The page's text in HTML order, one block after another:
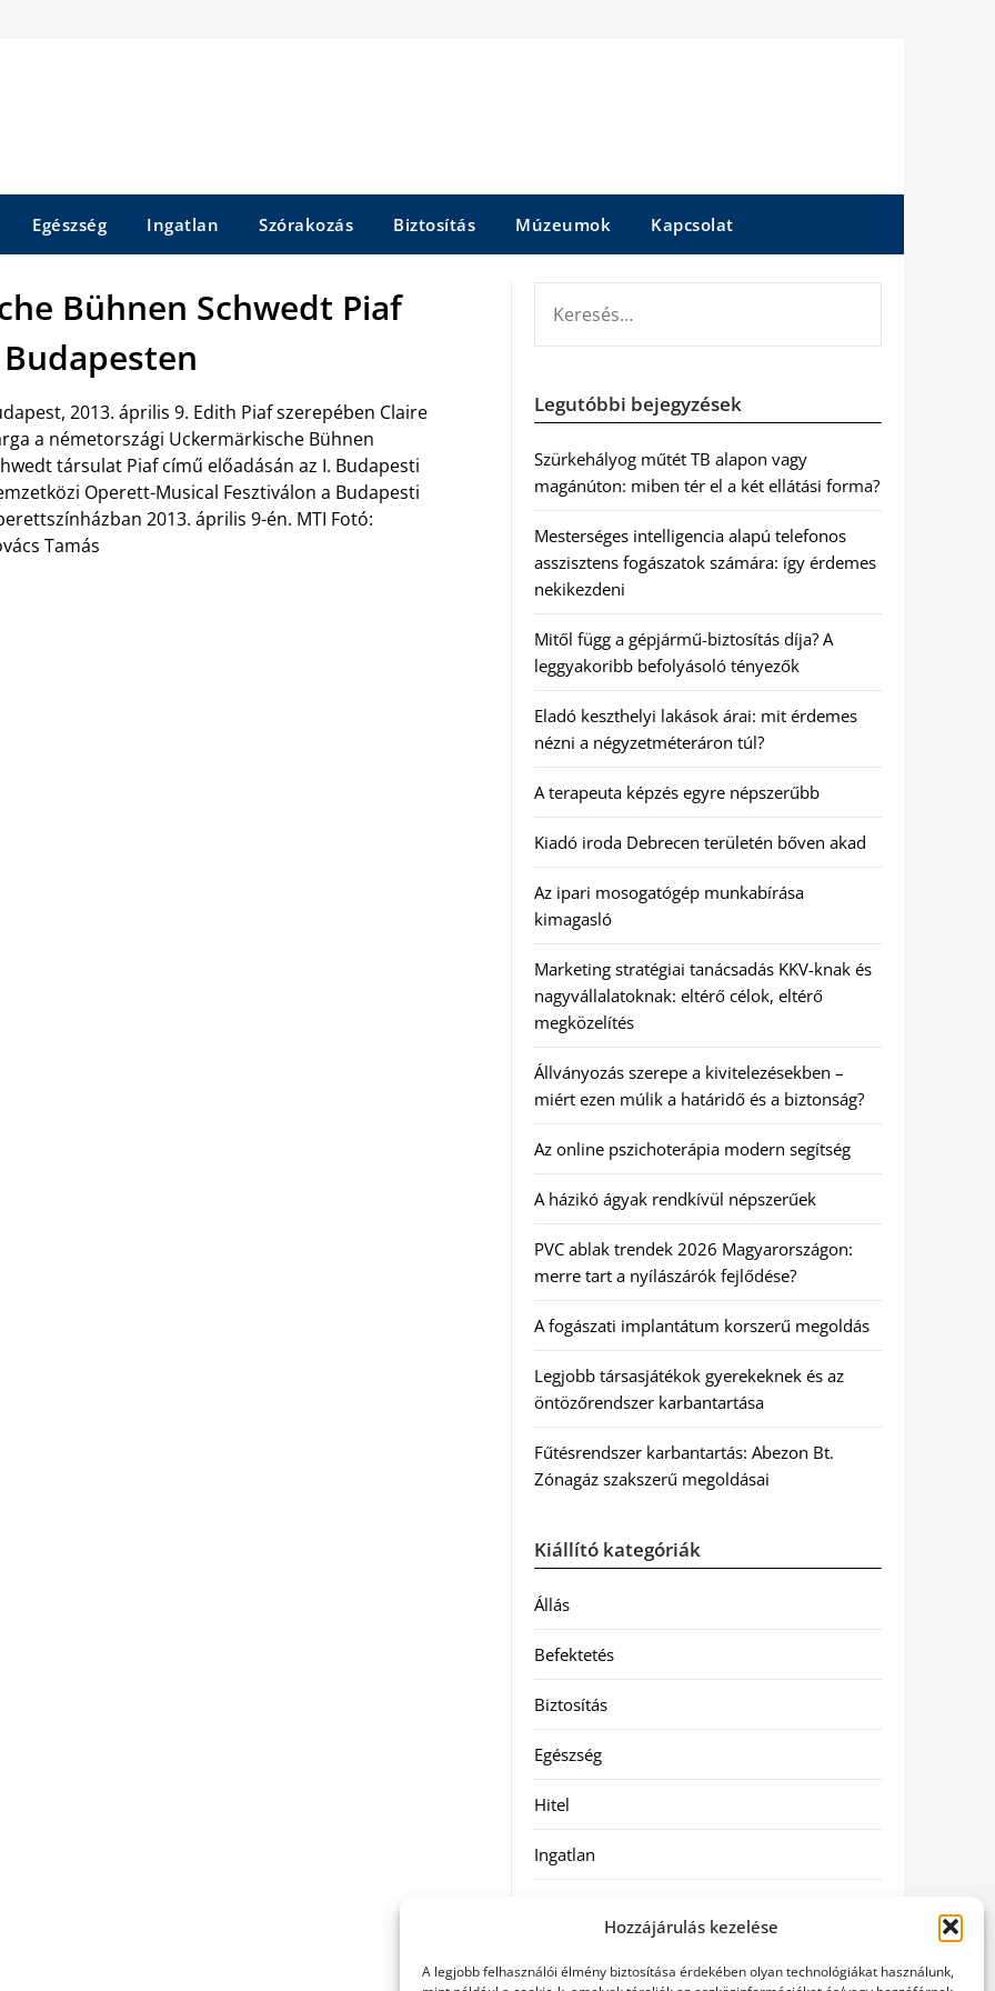
Hozzájárulás kezelése
A legjobb felhasználói élmény biztosítása érdekében olyan technológiákat használunk,
Egészség Ingatlan Szórakozás Biztosítás Múzeumok Kapcsolat
Bühnen Schwedt Piaf
2013. április 9. Edith Piaf szerepében Claire
a németországi Uckermärkische Bühnen
társulat Piaf című előadásán az I. Budapesti
Operett-Musical Fesztiválon a Budapesti
2013. április 9-én. MTI Fotó:
Tamás
Legutóbbi bejegyzések
Szürkehályog műtét TB alapon vagy
magánúton: miben tér el a két ellátási forma?
Mesterséges intelligencia alapú telefonos
asszisztens fogászatok számára: így érdemes
nekikezdeni
Mitől függ a gépjármű-biztosítás díja? A
leggyakoribb befolyásoló tényezők
Eladó keszthelyi lakások árai: mit érdemes
nézni a négyzetméteráron túl?
A terapeuta képzés egyre népszerűbb
Kiadó iroda Debrecen területén bőven akad
Az ipari mosogatógép munkabírása
kimagasló
Marketing stratégiai tanácsadás KKV-knak és
nagyvállalatoknak: eltérő célok, eltérő
megközelítés
Állványozás szerepe a kivitelezésekben –
miért ezen múlik a határidő és a biztonság?
Az online pszichoterápia modern segítség
A házikó ágyak rendkívül népszerűek
PVC ablak trendek 2026 Magyarországon:
merre tart a nyílászárók fejlődése?
A fogászati implantátum korszerű megoldás
Legjobb társasjátékok gyerekeknek és az
öntözőrendszer karbantartása
Fűtésrendszer karbantartás: Abezon Bt.
Zónagáz szakszerű megoldásai
Kiállító kategóriák
Állás
Befektetés
Biztosítás
Egészség
Hitel
Ingatlan